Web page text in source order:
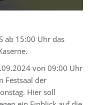
ab 15:00 Uhr das
von 09:00 Uhr
Festsaal der
Hier soll